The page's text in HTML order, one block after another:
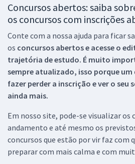
Concursos abertos: saiba
os concursos com inscrições
Conte com a nossa ajuda para ficar
os concursos abertos e acesse o
trajetória de estudo. É muito
sempre atualizado, isso porque um
fazer perder a inscrição e ver o seu
ainda mais.
Em nosso site, pode-se visualizar os
andamento e até mesmo os
concursos que estão por vir faz com
preparar com mais calma e com